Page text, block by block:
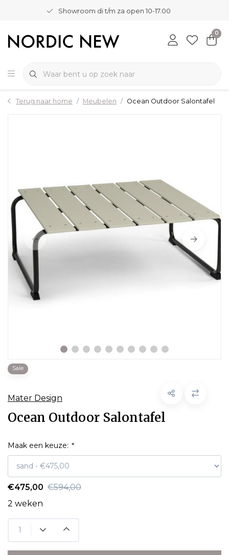
Showroom di t/m za open 10-17.00
0
Terug naar home Meubelen Ocean Outdoor Salontafel
Sale
Mater Design
Ocean Outdoor Salontafel
Maak een keuze: *
€475,00 €594,00
2 weken